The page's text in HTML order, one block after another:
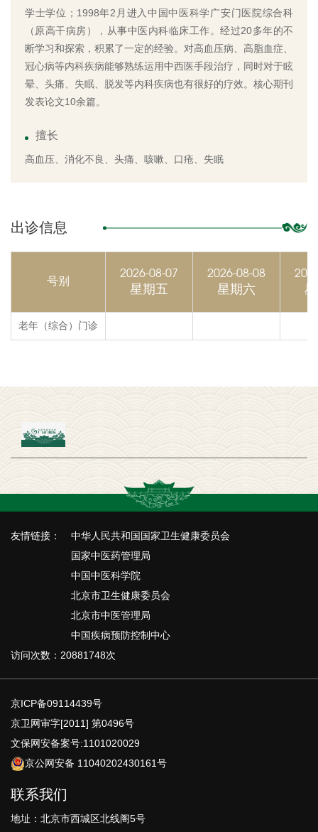
学士学位；1998年2月进入中国中医科学广安门医院综合科
（原高干病房），从事中医内科临床工作。经过20多年的不
断学习和探索，积累了一定的经验。对高血压病、高脂血症、
冠心病等内科疾病能够熟练运用中西医手段治疗，同时对于眩
晕、头痛、失眠、脱发等内科疾病也有很好的疗效。核心期刊
发表论文10余篇。
擅长
高血压、消化不良、头痛、咳嗽、口疮、失眠
出诊信息
号别
2026-08-07
星期五
2026-08-08
星期六
老年（综合）门诊
友情链接：
中华人民共和国国家卫生健康委员会
国家中医药管理局
中国中医科学院
北京市卫生健康委员会
北京市中医管理局
中国疾病预防控制中心
访问次数：20881748次
京ICP备09114439号
京卫网审字[2011] 第0496号
文保网安备案号:1101020029
京公网安备 11040202430161号
联系我们
地址：北京市西城区北线阁5号